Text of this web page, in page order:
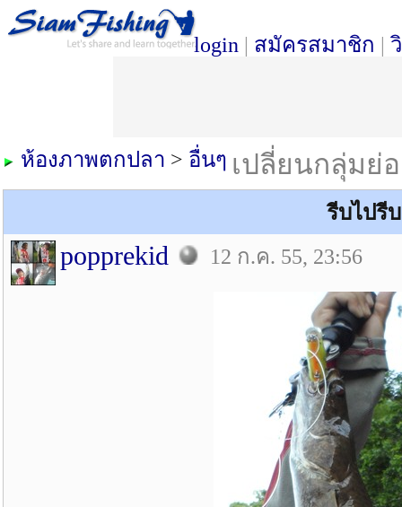
login | สมัครสมาชิก |
เปลี่ยนกลุ่มย่
ห้องภาพตกปลา > อื่นๆ
รีบไปรี
popprekid 12 ก.ค. 55, 23:56